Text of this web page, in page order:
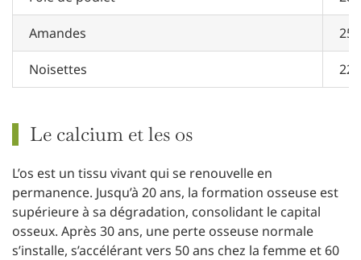
Amandes 256
Noisettes 226
Le calcium et les os
L’os est un tissu vivant qui se renouvelle en
permanence. Jusqu’à 20 ans, la formation osseuse est
supérieure à sa dégradation, consolidant le capital
osseux. Après 30 ans, une perte osseuse normale
s’installe, s’accélérant vers 50 ans chez la femme et 60